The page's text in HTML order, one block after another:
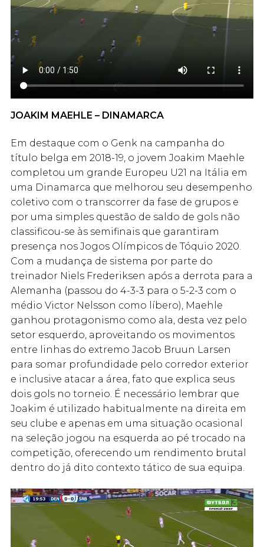
JOAKIM MAEHLE – DINAMARCA
Em destaque com o Genk na campanha do
título belga em 2018-19, o jovem Joakim Maehle
completou um grande Europeu U21 na Itália em
uma Dinamarca que melhorou seu desempenho
coletivo com o transcorrer da fase de grupos e
por uma simples questão de saldo de gols não
classificou-se às semifinais que garantiram
presença nos Jogos Olímpicos de Tóquio 2020.
Com a mudança de sistema por parte do
treinador Niels Frederiksen após a derrota para a
Alemanha (passou do 4-3-3 para o 5-2-3 com o
médio Victor Nelsson como líbero), Maehle
ganhou protagonismo como ala, desta vez pelo
setor esquerdo, aproveitando os movimentos
entre linhas do extremo Jacob Bruun Larsen
para somar profundidade pelo corredor exterior
e inclusive atacar a área, fato que explica seus
dois gols no torneio. É necessário lembrar que
Joakim é utilizado habitualmente na direita em
seu clube e apenas em uma situação ocasional
na seleção jogou na esquerda ao pé trocado na
competição, oferecendo um rendimento brutal
dentro do já dito contexto tático de sua equipa.